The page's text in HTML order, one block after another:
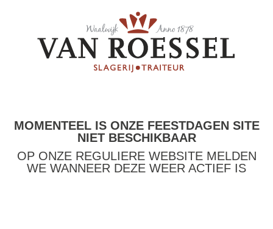
MOMENTEEL IS ONZE FEESTDAGEN SITE
NIET BESCHIKBAAR
OP ONZE REGULIERE WEBSITE MELDEN
WE WANNEER DEZE WEER ACTIEF IS